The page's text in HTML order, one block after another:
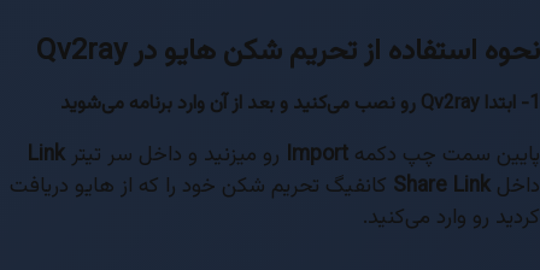
نحوه استفاده از تحریم شکن هایو در Qv2ray
1- ابتدا Qv2ray رو نصب می‌کنید و بعد از آن وارد برنامه می‌شوید
پایین سمت چپ دکمه Import رو میزنید و داخل سر تیتر Link
داخل
Share Link
کانفیگ تحریم شکن خود را که از هایو دریافت
کردید رو وارد می‌کنید.